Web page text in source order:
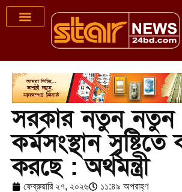
সরকার নতুন নতুন
কর্মসংস্থান
করছে : অর্থমন্ত্রী
ফেব্রুয়ারি ২৭, ২০২৬ ১১:৪৯ অপরাহ্ণ